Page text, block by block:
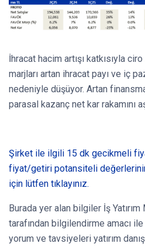
İhracat hacim artışı katkısıyla
marjları artan ihracat payı ve iç
nedeniyle düşüyor. Artan
parasal kazanç net kar rakamını
Şirket ile ilgili 15 dk gecikmeli
fiyat/getiri potansiteli
için lütfen tıklayınız.
Burada yer alan bilgiler İş
tarafından bilgilendirme amacı ile
yorum ve tavsiyeleri yatırım